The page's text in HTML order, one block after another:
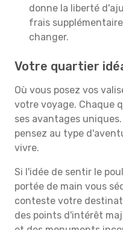
donne la liberté
frais
changer.
Votre quartier
Où vous posez vos
votre voyage. Chaque
ses avantages
pensez au type
vivre.
Si l'idée de sentir le
portée de main vous
conteste votre
des points d'intérêt